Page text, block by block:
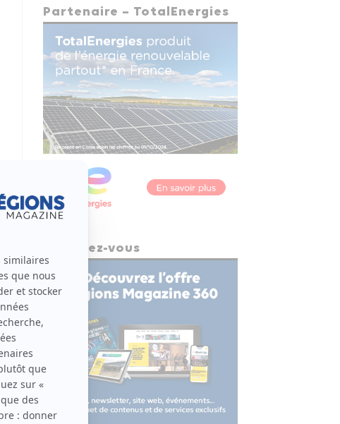
Partenaire – TotalEnergies
Abonnez-vous